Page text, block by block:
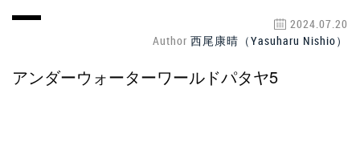
2024.07.20
Author 西尾康晴（Yasuharu Nishio）
アンダーウォーターワールドパタヤ5